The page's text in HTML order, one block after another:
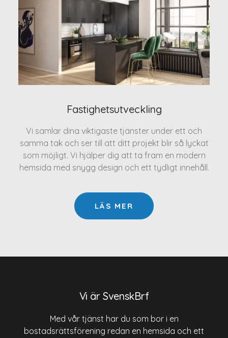
Fastighetsutveckling
Vi samlar dina viktigaste tjänster under ett och
samma tak och ser till att ditt projekt blir så lyckat
som möjligt. Vi hjälper dig att ta fram en modern
hemsida med snygg design och ett tydligt innehåll.
LÄS MER
Vi är SvenskBrf
Med vår tjänst har du som bor i en
bostadsrättsförening redan en hemsida och ett